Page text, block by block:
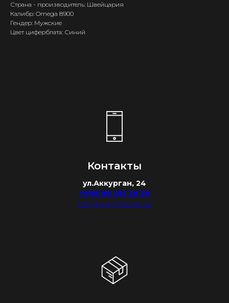
Страна - производитель: Швейцария
Калибр: Omega 8900
Гендер: Мужские
Цвет циферблата: Синий
Контакты
ул.Аккурган, 24
+998 88 281 28 28
info@watchdealer.uz